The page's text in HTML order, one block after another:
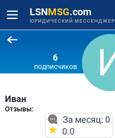
LSNMSG.com
ЮРИДИЧЕСКИЙ МЕССЕНДЖЕР
6
подписчиков
Иван
Отзывы:
За месяц: 0
0.0